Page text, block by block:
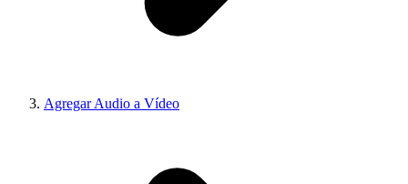
Agregar Audio a Vídeo